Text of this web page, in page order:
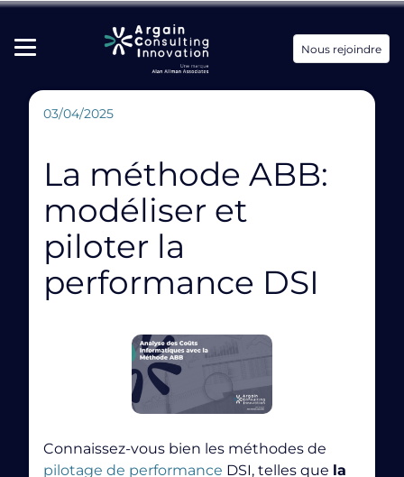
Nous rejoindre
03/04/2025
La méthode ABB:
modéliser et
piloter la
performance DSI
Connaissez-vous bien les méthodes de
pilotage de performance DSI, telles que la
Chat GPT : Comprendre la technologie qui révolutionne